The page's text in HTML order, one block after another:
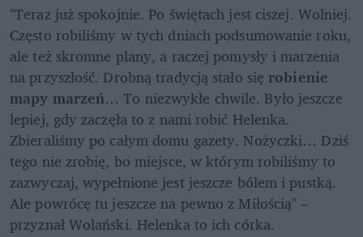
"Teraz już spokojnie. Po świętach jest ciszej. Wolniej.
Często robiliśmy w tych dniach podsumowanie roku,
ale też skromne plany, a raczej pomysły i marzenia
na przyszłość. Drobną tradycją stało się robienie
mapy marzeń… To niezwykłe chwile. Było jeszcze
lepiej, gdy zaczęła to z nami robić Helenka.
Zbieraliśmy po całym domu gazety. Nożyczki… Dziś
tego nie zrobię, bo miejsce, w którym robiliśmy to
zazwyczaj, wypełnione jest jeszcze bólem i pustką.
Ale powrócę tu jeszcze na pewno z Miłością" –
przyznał Wolański. Helenka to ich córka.